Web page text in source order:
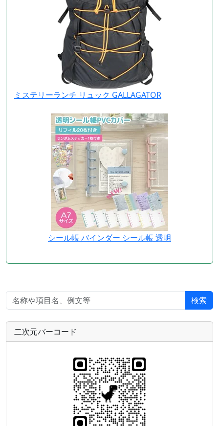
ミステリーランチ リュック GALLAGATOR
シール帳 バインダー シール帳 透明
検索
二次元バーコード